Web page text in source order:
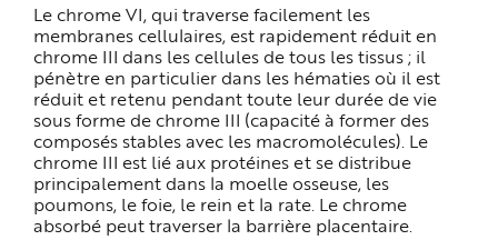
Le chrome VI, qui traverse facilement les
membranes cellulaires, est rapidement réduit en
chrome III dans les cellules de tous les tissus ; il
pénètre en particulier dans les hématies où il est
réduit et retenu pendant toute leur durée de vie
sous forme de chrome III (capacité à former des
composés stables avec les macromolécules). Le
chrome III est lié aux protéines et se distribue
principalement dans la moelle osseuse, les
poumons, le foie, le rein et la rate. Le chrome
absorbé peut traverser la barrière placentaire.